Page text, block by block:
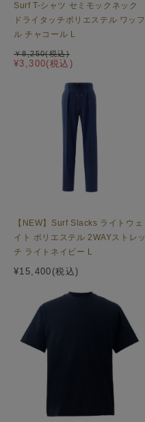
Surf T-シャツ セミモックネック
ドライタッチポリエステル ワッフ
ル チャコール L
¥3,300(税込)
￥8,250(税込)
【NEW】Surf Slacks ライトウェ
イト ポリエステル 2WAYストレッ
チ ライトネイビー L
¥15,400(税込)